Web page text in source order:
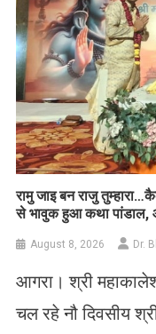
रामु जाइ बन राजु
से भावुक हुआ कथा पांडाल,
August 8, 2026 Dr.
आगरा। श्री
चल रहे नौ दिवसीय